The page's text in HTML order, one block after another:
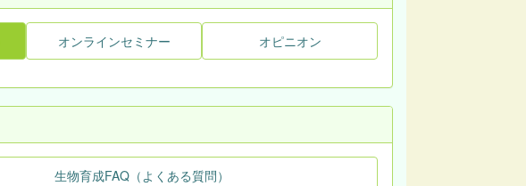
オンラインセミナー オピニオン
生物育成FAQ（よくある質問）